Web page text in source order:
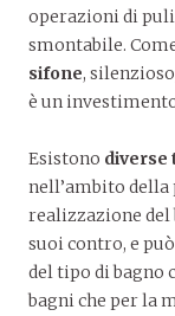
operazioni di
smontabile.
sifone,
è un
Esistono diverse
nell’ambito
realizzazione del
suoi contro, e
del tipo di bagno
bagni che per la